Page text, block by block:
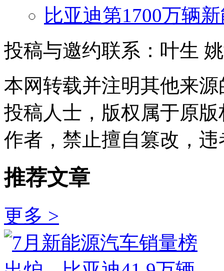
比亚迪第1700万辆
投稿与邀约联系：叶生
本网转载并注明其他来
投稿人士，版权属于原
作者，禁止擅自篡改，
推荐文章
更多 >